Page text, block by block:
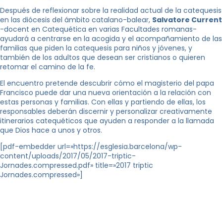
Después de reflexionar sobre la realidad actual de la catequesis
en las diócesis del ámbito catalano-balear, Salvatore Current
-docent en Catequética en varias Facultades romanas-
ayudará a centrarse en la acogida y el acompañamiento de las
familias que piden la catequesis para niños y jóvenes, y
también de los adultos que desean ser cristianos o quieren
retomar el camino de la fe.
El encuentro pretende descubrir cómo el magisterio del papa
Francisco puede dar una nueva orientación a la relación con
estas personas y familias. Con ellas y partiendo de ellas, los
responsables deberán discernir y personalizar creativamente
itinerarios catequéticos que ayuden a responder a la llamada
que Dios hace a unos y otros.
[pdf-embedder url=»https://esglesia.barcelona/wp-
content/uploads/2017/05/2017-triptic-
Jornades.compressed.pdf» title=»2017 triptic
Jornades.compressed»]